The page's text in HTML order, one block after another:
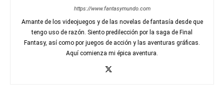
https://www.fantasymundo.com
Amante de los videojuegos y de las novelas de fantasía desde que
tengo uso de razón. Siento predilección por la saga de Final
Fantasy, así como por juegos de acción y las aventuras gráficas.
Aquí comienza mi épica aventura.